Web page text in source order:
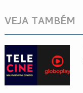
VEJA TAMBÉM